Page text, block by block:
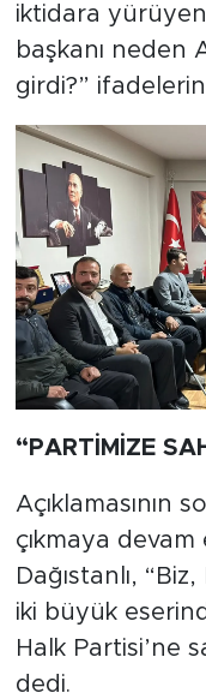
iktidara
başkanı neden
girdi?”
“PARTİMİZE
Açıklamasının
çıkmaya
Dağıstanlı,
iki büyük
Halk Partisi’ne
dedi.